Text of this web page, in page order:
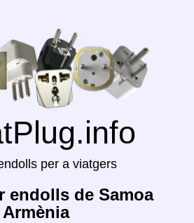
per a viatgers
endolls de Samoa